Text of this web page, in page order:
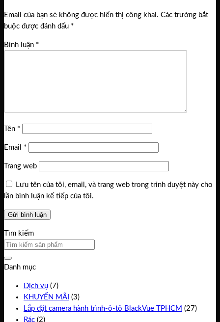
Email của bạn sẽ không được hiển thị công khai. Các trường bắt
buộc được đánh dấu *
Bình luận *
Tên *
Email *
Trang web
Lưu tên của tôi, email, và trang web trong trình duyệt này cho
lần bình luận kế tiếp của tôi.
Tìm kiếm
Danh mục
Dịch vụ (7)
KHUYẾN MÃI (3)
Lắp đặt camera hành trình-ô-tô BlackVue TPHCM (27)
Rác (2)